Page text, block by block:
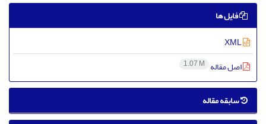
فایل ها
اصل مقاله 1.07 M
سابقه مقاله